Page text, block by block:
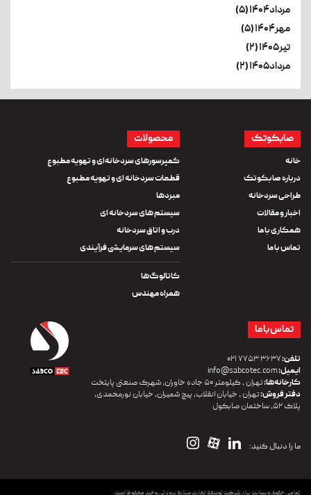
مرداد۱۴۰۴ (۵)
مهر۱۴۰۴ (۵)
تیر۱۴۰۵ (۲)
مرداد۱۴۰۵ (۲)
صابکوتک
خانه
درباره صابکوتک
طراحی سردخانه
اخبار و مقالات
همکاری با ما
تماس با ما
محصولات
کمپرسورهای سردخانه‌ای و تهویه مطبوع
قطعات سردخانه ای و تهویه مطبوع
مبردها
سیستم های سردخانه ای
درب و اتاق سردخانه
سیستم های سرمایشی فرآیندی
کاتالوگ‌ها
همراه مهندس
تماس با ما
تلفن:۳۶۳۷ ۷۷۵۳ ۰۲۱
ایمیل:info@sabcotec.com
کارخانه‌ها:تهران ، کیلومتر ۵۰ جاده خاوران، شهرک صنعتی پایتخت
دفتر فروش:تهران ، خیابان انقلاب، پیچ شمیران، خیابان نورمحمدی،
پلاک ۵۲، ساختمان صابکول
ما را دنبال کنید: